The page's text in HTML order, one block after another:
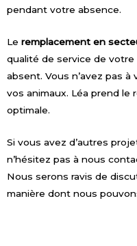
pendant votre absence.
Le remplacement en
qualité de service de
absent. Vous n’avez pas
vos animaux. Léa prend le
optimale.
Si vous avez d’autres
n’hésitez pas à nous
Nous serons ravis de
manière dont nous